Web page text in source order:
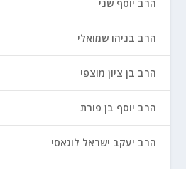
הרב יוסף שני
הרב בניהו שמואלי
הרב בן ציון מוצפי
הרב יוסף בן פורת
הרב יעקב ישראל לוגאסי